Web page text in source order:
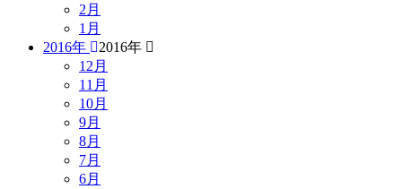
2月
1月
2016年
2016年
12月
11月
10月
9月
8月
7月
6月